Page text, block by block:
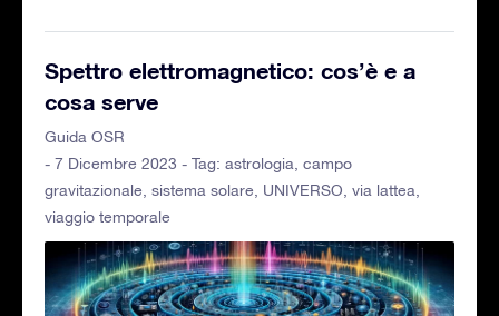
Spettro elettromagnetico: cos’è e a
cosa serve
Guida OSR
- 7 Dicembre 2023 - Tag: astrologia campo
gravitazionale sistema solare UNIVERSO via lattea
viaggio temporale